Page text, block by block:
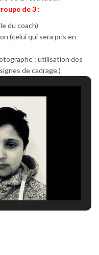
de 3 :
du coach)
(celui qui sera pris en
: utilisation des
de cadrage.)